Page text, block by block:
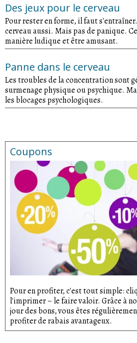
Des jeux pour le cerveau
Pour rester en forme, il faut
cerveau aussi. Mais pas de panique.
manière ludique et être amusant.
Panne dans le cerveau
Les troubles de la concentration sont
surmenage physique ou psychique.
les blocages psychologiques.
Coupons
Pour en profiter, c'est tout simple:
l'imprimer – le faire valoir. Grâce à
jour des bons, vous êtes
profiter de rabais avantageux.